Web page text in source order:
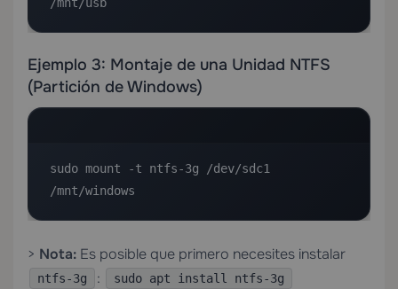
Ejemplo 3: Montaje de una Unidad NTFS
(Partición de Windows)
sudo mount -t ntfs-3g /dev/sdc1
/mnt/windows
> Nota: Es posible que primero necesites instalar
ntfs-3g : sudo apt install ntfs-3g